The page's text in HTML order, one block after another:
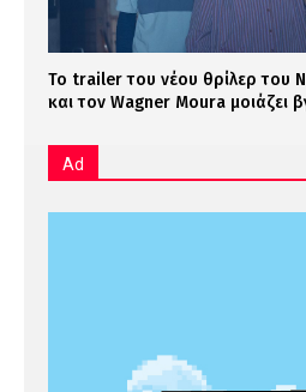
Το trailer του νέου θρίλερ του
και τον Wagner Moura μοιάζει
Ad